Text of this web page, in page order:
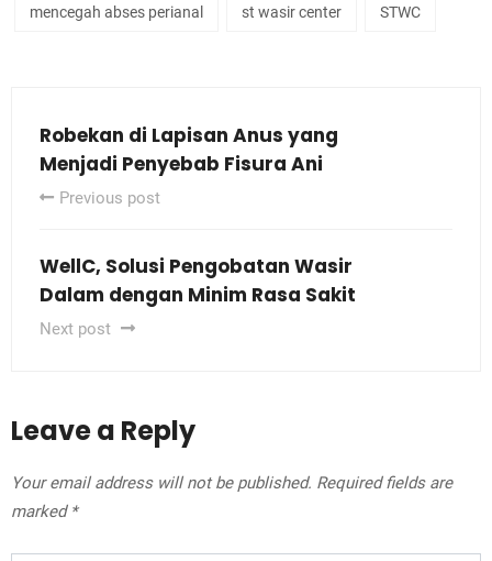
mencegah abses perianal st wasir center STWC
Robekan di Lapisan Anus yang
Menjadi Penyebab Fisura Ani
Previous post
WellC, Solusi Pengobatan Wasir
Dalam dengan Minim Rasa Sakit
Next post
Leave a Reply
Your email address will not be published. Required fields are
marked *